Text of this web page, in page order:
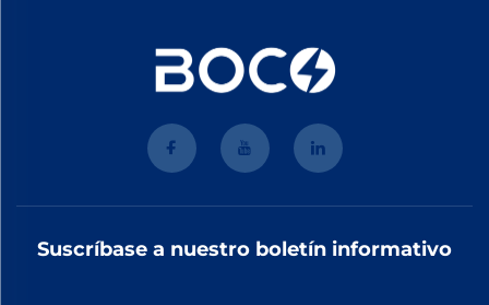
Suscríbase a nuestro boletín informativo